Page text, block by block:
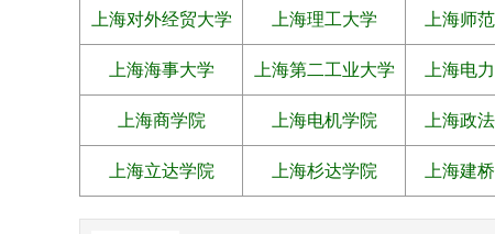
上海对外经贸大学 上海理工大学 上海师
上海海事大学 上海第二工业大学 上海电
上海商学院 上海电机学院 上海政
上海立达学院 上海杉达学院 上海建